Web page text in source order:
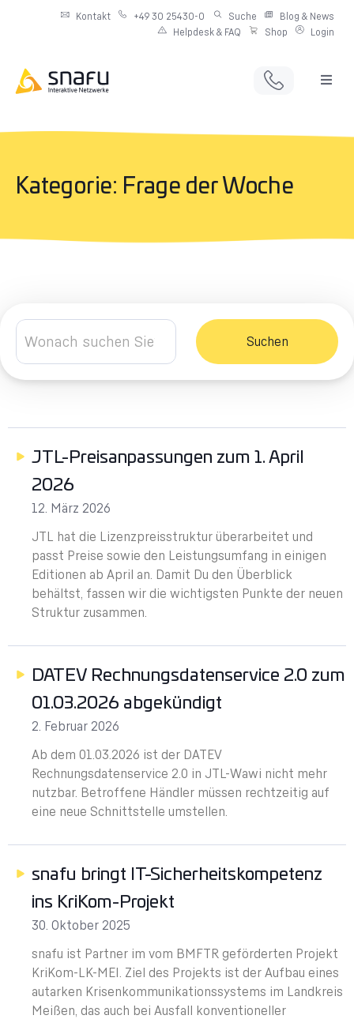
Kontakt +49 30 25430-0 Suche
Blog & News
Helpdesk & FAQ
Shop Login
Produkte & Angebote
Netzwerkdienste
Kategorie: Frage der Woche
Suchen
JTL-Preisanpassungen zum 1. April
2026
12. März 2026
JTL hat die Lizenzpreisstruktur überarbeitet und
passt Preise sowie den Leistungsumfang in einigen
Editionen ab April an. Damit Du den Überblick
behältst, fassen wir die wichtigsten Punkte der neuen
Struktur zusammen.
DATEV Rechnungsdatenservice 2.0 zum
01.03.2026 abgekündigt
2. Februar 2026
Ab dem 01.03.2026 ist der DATEV
Rechnungsdatenservice 2.0 in JTL-Wawi nicht mehr
nutzbar. Betroffene Händler müssen rechtzeitig auf
eine neue Schnittstelle umstellen.
snafu bringt IT-Sicherheitskompetenz
ins KriKom-Projekt
30. Oktober 2025
snafu ist Partner im vom BMFTR geförderten Projekt
KriKom-LK-MEI. Ziel des Projekts ist der Aufbau eines
autarken Krisenkommunikationssystems im Landkreis
Meißen, das auch bei Ausfall konventioneller